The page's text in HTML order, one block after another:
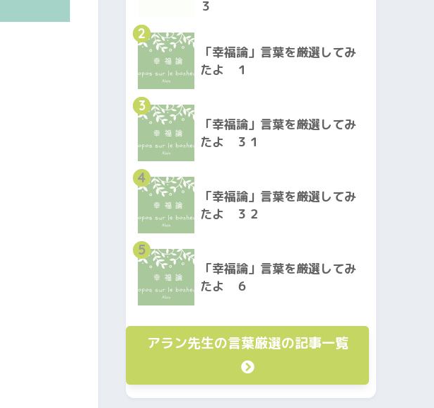
３
2
「幸福論」言葉を厳選してみ
たよ １
3
「幸福論」言葉を厳選してみ
たよ ３１
4
「幸福論」言葉を厳選してみ
たよ ３２
5
「幸福論」言葉を厳選してみ
たよ ６
アラン先生の言葉厳選の記事一覧